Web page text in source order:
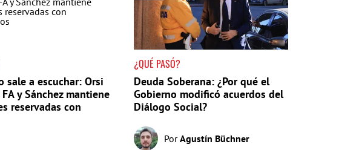
sale a escuchar: Orsi
y Sánchez mantiene
reservadas con
¿QUÉ PASÓ?
Deuda Soberana: ¿Por qué el
Gobierno modificó acuerdos del
Diálogo Social?
PorAgustín Büchner